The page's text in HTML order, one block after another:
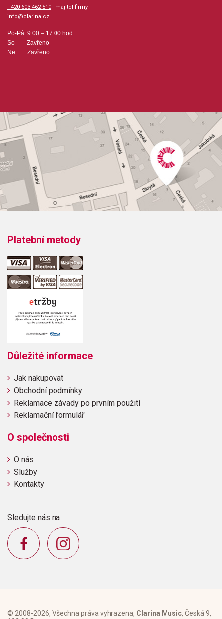
Série: Alfred's Premier Piano Course
Jazyk: anglicky
Počet skladeb: 25
Počet stran: 32
hudební úprava: klavír
Obsazení: solo
Výrobce: ALFRED PUBLISHING CO.,INC.
Anvill ChorusAt the Father-DaughterBackyard Camp-
OutBamboo LeavesBeep! Beep!BubblegumCandyCloud
PicturesFavortie ThingsFooba Wooba JohnGrandfather´s
ClockHey, Rock and Roll Man!I Like SoccerLittle Boogie,
AMister FleaThe MoviesMulberry BushMy Best FriendMy
Dog HenryMy LaptopRecessSleep OverStarlightTake a
+420 603 462 510 - majitel firmy
info@clarina.cz
Po-Pá: 9:00 – 17:00 hod.
So Zavřeno
Ne Zavřeno
Platební metody
Důležité informace
Jak nakupovat
Obchodní podmínky
Reklamace závady po prvním použití
Reklamační formulář
O společnosti
O nás
Služby
Kontakty
Sledujte nás na
© 2008-2026, Všechna práva vyhrazena, Clarina Music, Česká 9,